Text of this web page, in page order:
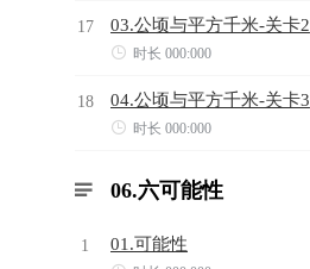
17 03.公顷与平方千米-关卡2
 时长 000:000
18 04.公顷与平方千米-关卡3
 时长 000:000
 06.六可能性
1 01.可能性